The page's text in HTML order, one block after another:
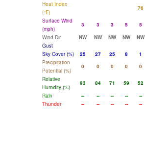
Heat Index
(°F)
76
Surface Wind
(mph)
3 3 3 5 5
Wind Dir
NW NW NW NW NW
Gust
Sky Cover (%)
25 27 25 8 1
Precipitation
Potential (%)
0 0 0 0 0
Relative
Humidity (%)
93 84 71 59 52
Rain
-- -- -- -- --
Thunder
-- -- -- -- --